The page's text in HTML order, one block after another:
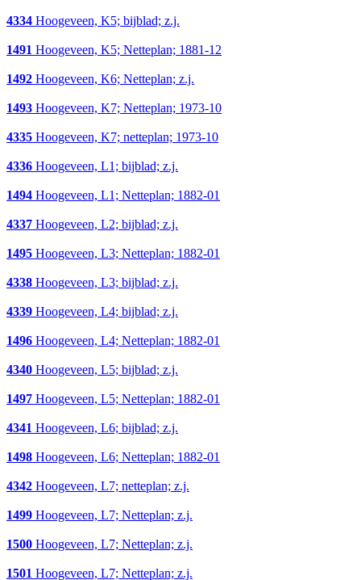
4334 Hoogeveen, K5; bijblad; z.j.
1491 Hoogeveen, K5; Netteplan; 1881-12
1492 Hoogeveen, K6; Netteplan; z.j.
1493 Hoogeveen, K7; Netteplan; 1973-10
4335 Hoogeveen, K7; netteplan; 1973-10
4336 Hoogeveen, L1; bijblad; z.j.
1494 Hoogeveen, L1; Netteplan; 1882-01
4337 Hoogeveen, L2; bijblad; z.j.
1495 Hoogeveen, L3; Netteplan; 1882-01
4338 Hoogeveen, L3; bijblad; z.j.
4339 Hoogeveen, L4; bijblad; z.j.
1496 Hoogeveen, L4; Netteplan; 1882-01
4340 Hoogeveen, L5; bijblad; z.j.
1497 Hoogeveen, L5; Netteplan; 1882-01
4341 Hoogeveen, L6; bijblad; z.j.
1498 Hoogeveen, L6; Netteplan; 1882-01
4342 Hoogeveen, L7; netteplan; z.j.
1499 Hoogeveen, L7; Netteplan; z.j.
1500 Hoogeveen, L7; Netteplan; z.j.
1501 Hoogeveen, L7; Netteplan; z.j.